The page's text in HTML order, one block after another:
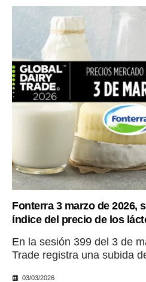
Fonterra 3 marzo de 2026,
índice del precio de los
En la sesión 399 del 3 de
Trade registra una subida
03/03/2026